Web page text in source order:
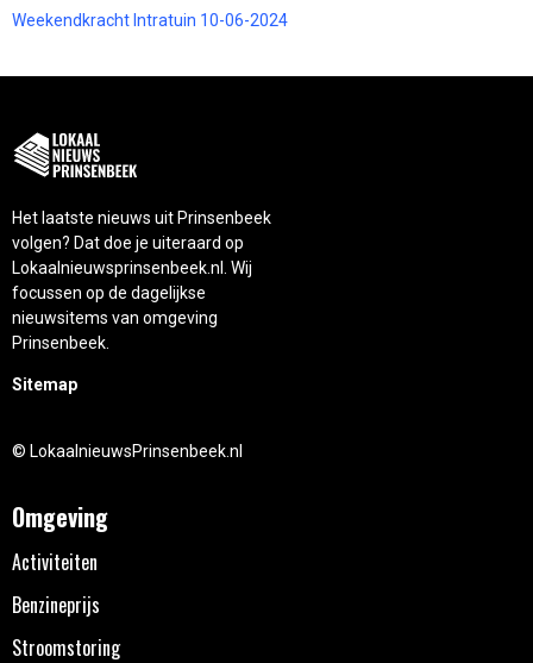
Weekendkracht Intratuin 10-06-2024
Het laatste nieuws uit Prinsenbeek
volgen? Dat doe je uiteraard op
Lokaalnieuwsprinsenbeek.nl. Wij
focussen op de dagelijkse
nieuwsitems van omgeving
Prinsenbeek.
Sitemap
© LokaalnieuwsPrinsenbeek.nl
Omgeving
Activiteiten
Benzineprijs
Stroomstoring